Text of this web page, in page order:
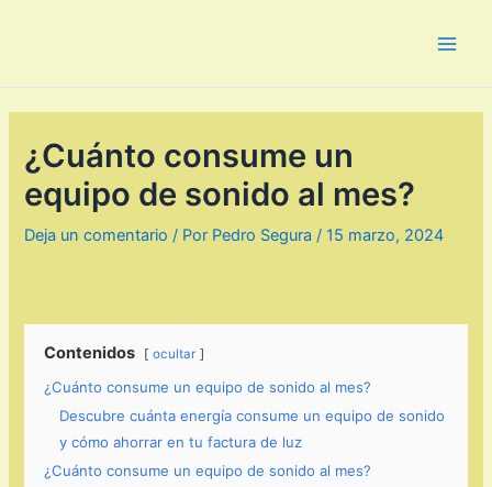
¿Cuánto consume un
equipo de sonido al mes?
Deja un comentario / Por Pedro Segura/15 marzo, 2024
Contenidos ocultar
¿Cuánto consume un equipo de sonido al mes?
Descubre cuánta energía consume un equipo de sonido
y cómo ahorrar en tu factura de luz
¿Cuánto consume un equipo de sonido al mes?